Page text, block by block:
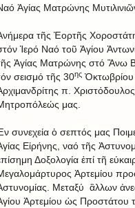
Ἀγίας Ματρώνης
τῆς Ἑορτῆς
Ἱερό Ναό τοῦ Ἁγίου
Ἁγίας Ματρώνης στό Ἂνω
σεισμό τῆς 30ης Ὀκτωβρίου
π.
μας.
συνεχεία ὁ σεπτός μας
Εἰρήνης, ναό τῆς
Δοξολογία ἐπί τῆ
Ἀρτεμίου
Μεταξύ ἂλλων
Ἀρτεμίου ὡς Προστάτου